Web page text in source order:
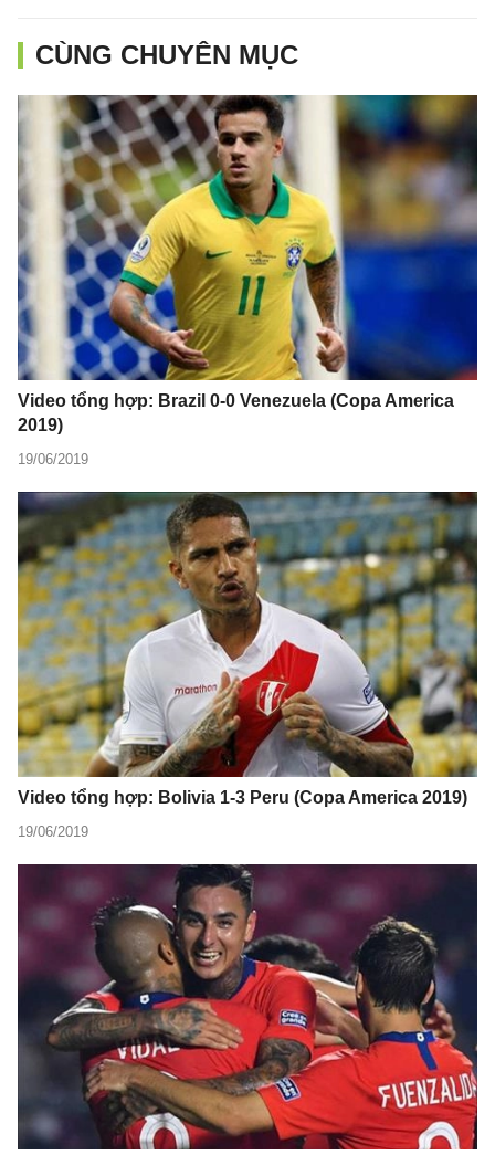
CÙNG CHUYÊN MỤC
Video tổng hợp: Brazil 0-0 Venezuela (Copa America
2019)
19/06/2019
Video tổng hợp: Bolivia 1-3 Peru (Copa America 2019)
19/06/2019